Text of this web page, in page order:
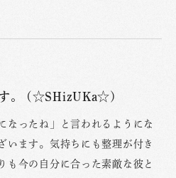
す。 (☆SHizUKa☆)
なったね」と言われるようにな
います。気持ちにも整理が付き
も今の自分に合った素敵な彼と